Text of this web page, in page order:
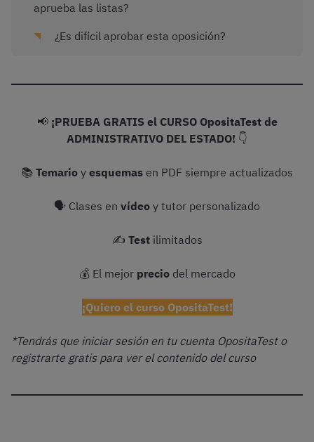
aprueba las listas?
¿Es difícil aprobar esta oposición?
📢 ¡PRUEBA GRATIS el CURSO OpositaTest de
ADMINISTRATIVO DEL ESTADO! 👇
📚 Temario y esquemas en PDF siempre actualizados
🗣 Clases en vídeo y tutor personalizado
✍️ Testilimitados
💰 El mejor preciodel mercado
¡Quiero el curso OpositaTest!
*Tendrás que iniciar sesión en tu cuenta OpositaTest o
registrarte gratis para ver el contenido del curso